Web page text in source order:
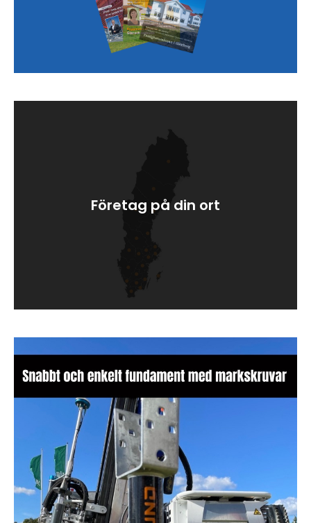
Företag på din ort